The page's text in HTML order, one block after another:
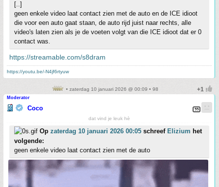
[..]
geen enkele video laat contact zien met de auto en de ICE idioot
die voor een auto gaat staan, de auto rijd juist naar rechts, alle
video's laten zien als je de voeten volgt van die ICE idioot dat er 0
contact was.
https://streamable.com/s8dram
https://youtu.be/-N4jf6rtyuw
• zaterdag 10 januari 2026 @ 00:09 • 98
Moderator
Coco
dat vind je leuk hè
Op zaterdag 10 januari 2026 00:05 schreef Elizium het
volgende:
geen enkele video laat contact zien met de auto